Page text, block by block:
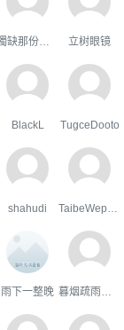
立树眼镜
BlackL TugceDooto
shahudi
雨下一整晚